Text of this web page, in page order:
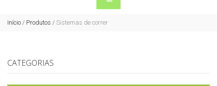
Início / Produtos / Sistemas de correr
CATEGORIAS